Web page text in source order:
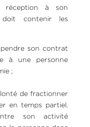
réception à son
doit contenir les
son contrat
à une personne
;
de fractionner
en temps partiel.
son activité